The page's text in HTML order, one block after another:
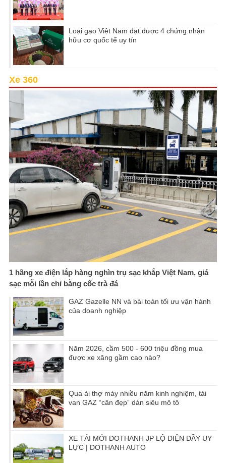
Loại gạo Việt Nam đạt được 4 chứng nhận
hữu cơ quốc tế uy tín
Xe 360
1 hãng xe điện lắp hàng nghìn trụ sạc khắp Việt Nam, giá
sạc mỗi lần chỉ bằng cốc trà đá
GAZ Gazelle NN và bài toán tối ưu vận hành
của doanh nghiệp
Năm 2026, cầm 500 - 600 triệu đồng mua
được xe xăng gầm cao nào?
Qua ải thợ máy nhiều năm kinh nghiệm, tải
van GAZ “cân đẹp” dàn siêu mô tô
XE TẢI MỚI DOTHANH JP LỘ DIỆN ĐẦY UY
LỰC | DOTHANH AUTO